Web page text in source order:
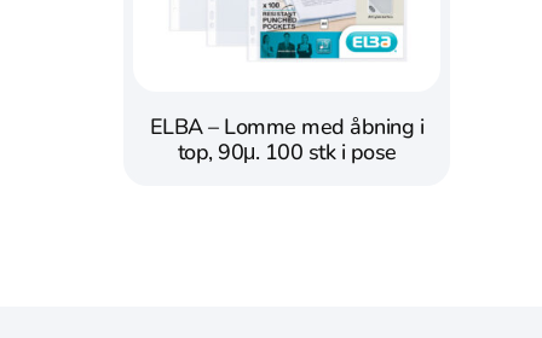
ELBA – Lomme med åbning i
top, 90μ. 100 stk i pose